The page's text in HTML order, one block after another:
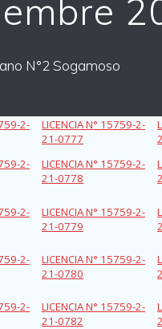
N°2 Sogamoso
2-
LICENCIA N° 15759-2-
21-0777
2-
LICENCIA N° 15759-2-
21-0778
2-
LICENCIA N° 15759-2-
21-0779
2-
LICENCIA N° 15759-2-
21-0780
2-
LICENCIA N° 15759-2-
21-0782